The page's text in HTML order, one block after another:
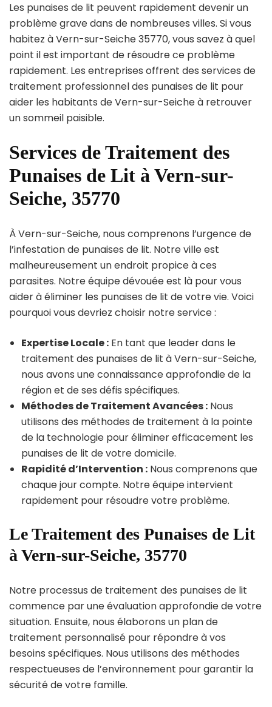
Les punaises de lit peuvent rapidement devenir un
problème grave dans de nombreuses villes. Si vous
habitez à Vern-sur-Seiche 35770, vous savez à quel
point il est important de résoudre ce problème
rapidement. Les entreprises offrent des services de
traitement professionnel des punaises de lit pour
aider les habitants de Vern-sur-Seiche à retrouver
un sommeil paisible.
Services de Traitement des
Punaises de Lit à Vern-sur-
Seiche, 35770
À Vern-sur-Seiche, nous comprenons l’urgence de
l’infestation de punaises de lit. Notre ville est
malheureusement un endroit propice à ces
parasites. Notre équipe dévouée est là pour vous
aider à éliminer les punaises de lit de votre vie. Voici
pourquoi vous devriez choisir notre service :
Expertise Locale : En tant que leader dans le
traitement des punaises de lit à Vern-sur-Seiche,
nous avons une connaissance approfondie de la
région et de ses défis spécifiques.
Méthodes de Traitement Avancées : Nous
utilisons des méthodes de traitement à la pointe
de la technologie pour éliminer efficacement les
punaises de lit de votre domicile.
Rapidité d’Intervention : Nous comprenons que
chaque jour compte. Notre équipe intervient
rapidement pour résoudre votre problème.
Le Traitement des Punaises de Lit
à Vern-sur-Seiche, 35770
Notre processus de traitement des punaises de lit
commence par une évaluation approfondie de votre
situation. Ensuite, nous élaborons un plan de
traitement personnalisé pour répondre à vos
besoins spécifiques. Nous utilisons des méthodes
respectueuses de l’environnement pour garantir la
sécurité de votre famille.